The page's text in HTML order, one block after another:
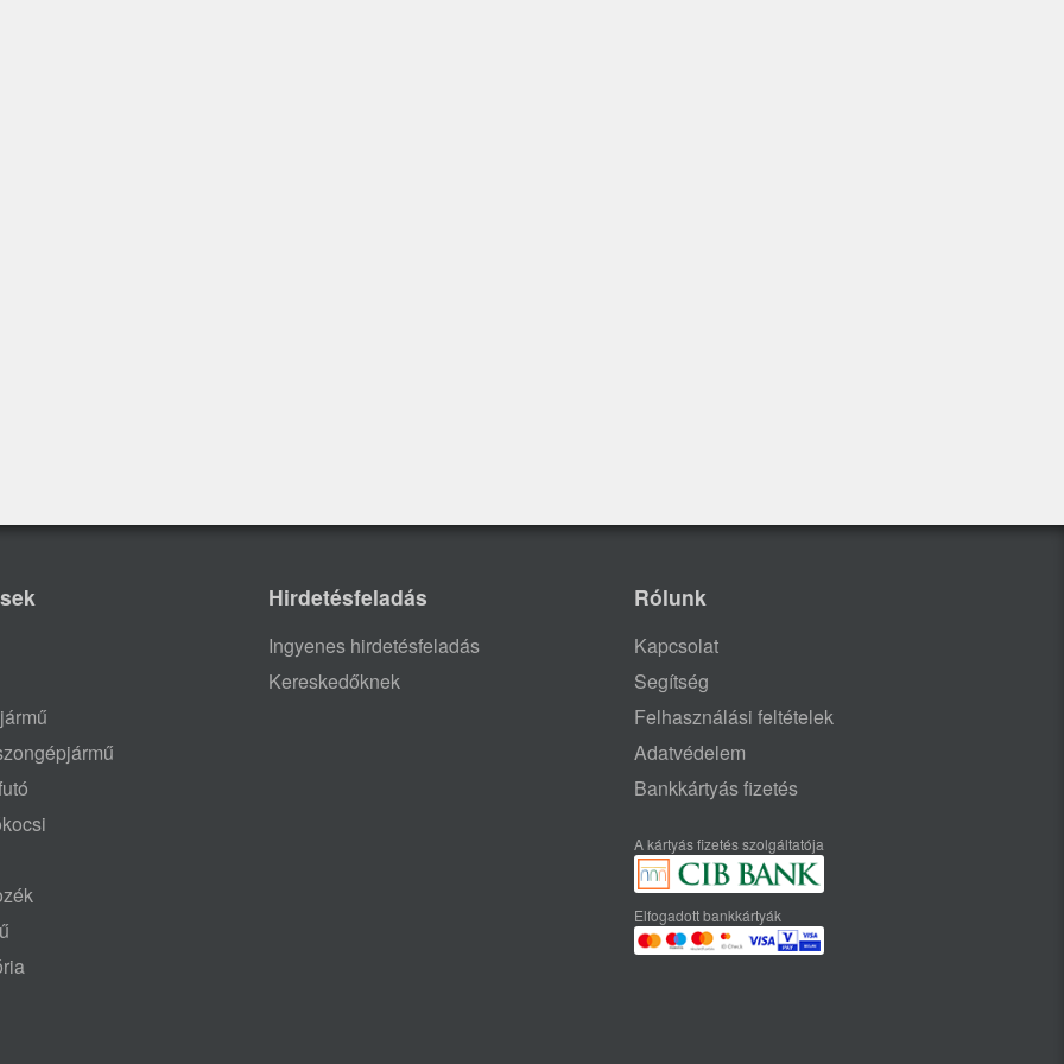
Hirdetésfeladás
Ingyenes hirdetésfeladás
Kereskedőknek
Rólunk
Kapcsolat
Segítség
Felhasználási feltételek
Adatvédelem
Bankkártyás fizetés
A kártyás fizetés szolgáltatója
Elfogadott bankkártyák